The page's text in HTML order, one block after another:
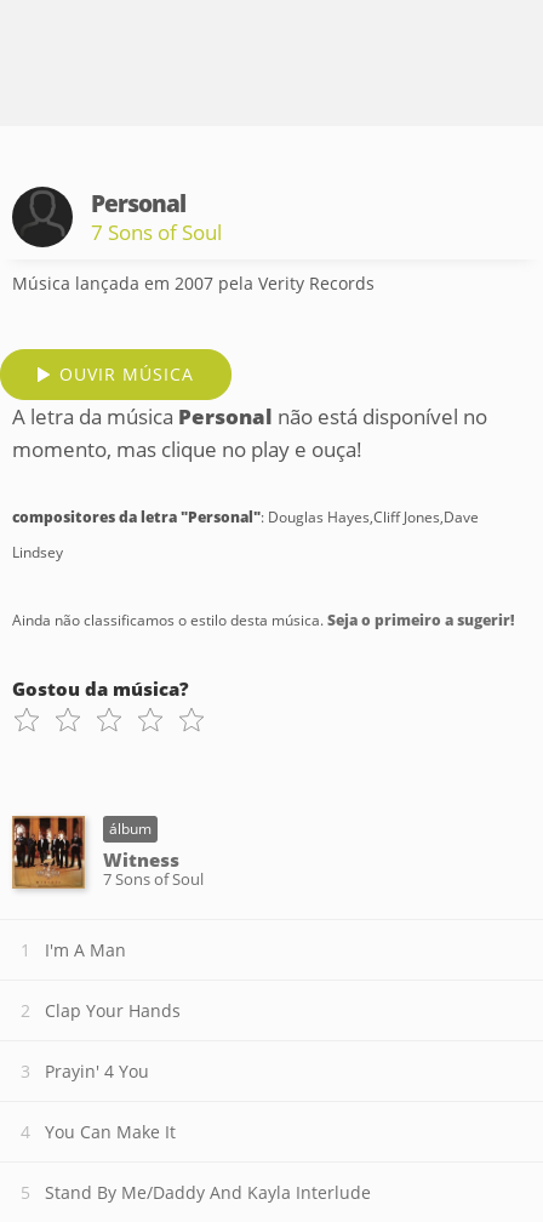
Personal
7 Sons of Soul
Música lançada em 2007 pela Verity Records
OUVIR MÚSICA
A letra da música Personal não está disponível no
momento, mas clique no play e ouça!
compositores da letra "Personal": Douglas Hayes,Cliff Jones,Dave
Lindsey
Ainda não classificamos o estilo desta música.Seja o primeiro a sugerir!
Gostou da música?
álbum
Witness
7 Sons of Soul
I'm A Man
Clap Your Hands
Prayin' 4 You
You Can Make It
Stand By Me/Daddy And Kayla Interlude